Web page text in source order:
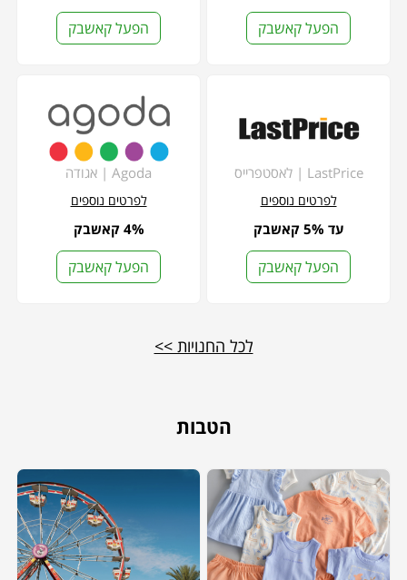
הפעל קאשבק הפעל קאשבק
LastPrice | לאסטפרייס
לפרטים נוספים
עד 5% קאשבק
הפעל קאשבק
Agoda | אגודה
לפרטים נוספים
4% קאשבק
הפעל קאשבק
לכל החנויות >>
הטבות